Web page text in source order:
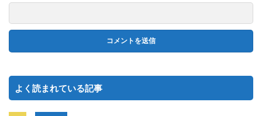
よく読まれている記事